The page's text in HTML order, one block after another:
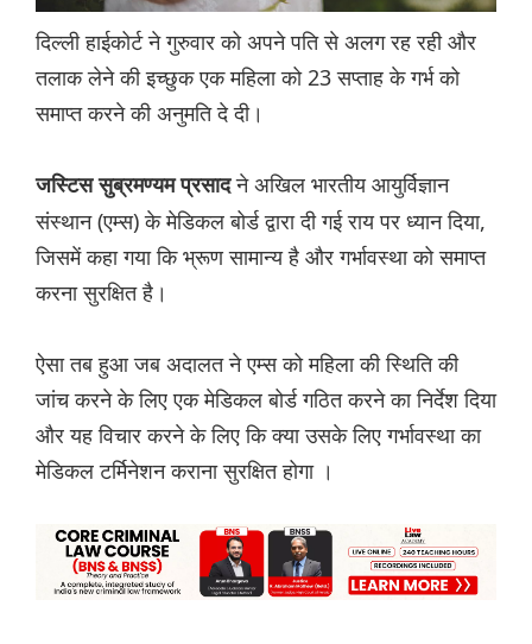
दिल्ली हाईकोर्ट ने गुरुवार को अपने पति से अलग रह रही और
तलाक लेने की इच्छुक एक महिला को 23 सप्ताह के गर्भ को
समाप्त करने की अनुमति दे दी।
जस्टिस सुब्रमण्यम प्रसादने अखिल भारतीय आयुर्विज्ञान
संस्थान (एम्स) के मेडिकल बोर्ड द्वारा दी गई राय पर ध्यान दिया,
जिसमें कहा गया कि भ्रूण सामान्य है और गर्भावस्था को समाप्त
करना सुरक्षित है।
ऐसा तब हुआ जब अदालत ने एम्स को महिला की स्थिति की
जांच करने के लिए एक मेडिकल बोर्ड गठित करने का निर्देश दिया
और यह विचार करने के लिए कि क्या उसके लिए गर्भावस्था का
मेडिकल टर्मिनेशन कराना सुरक्षित होगा ।